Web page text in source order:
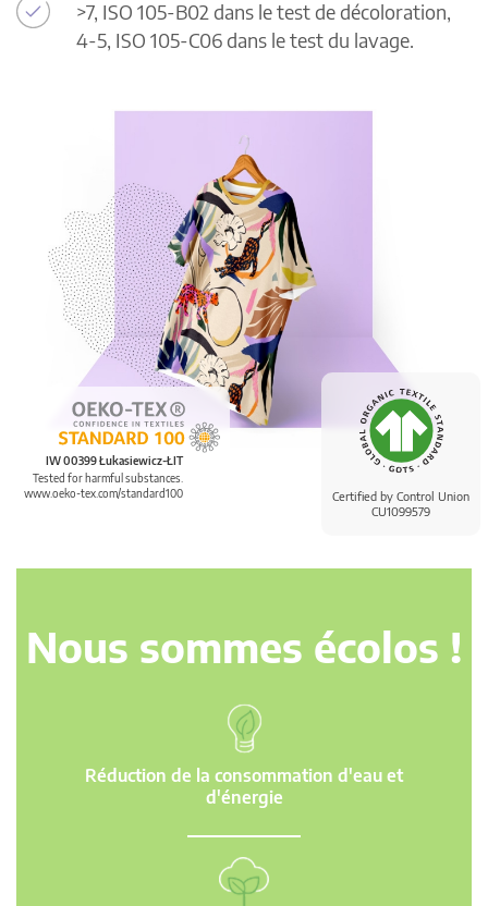
Certified by Control Union
CU1099579
IW 00399 Łukasiewicz-ŁIT
Tested for harmful substances.
www.oeko-tex.com/standard100
>7, ISO 105-B02 dans le test de décoloration,
4-5, ISO 105-C06 dans le test du lavage.
Nous sommes écolos !
Réduction de la consommation d'eau et
d'énergie